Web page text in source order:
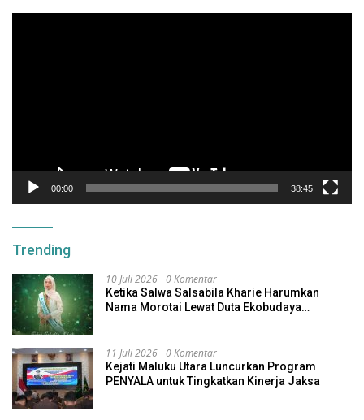
00:00 38:45
Trending
10 Juli 2026 0 Komentar
Ketika Salwa Salsabila Kharie Harumkan
Nama Morotai Lewat Duta Ekobudaya
11 Juli 2026 0 Komentar
Kejati Maluku Utara Luncurkan Program
PENYALA untuk Tingkatkan Kinerja Jaksa